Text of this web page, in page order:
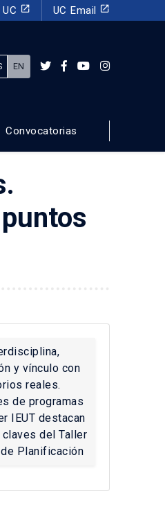
launch UC Email launch
ES EN
Convocatorias